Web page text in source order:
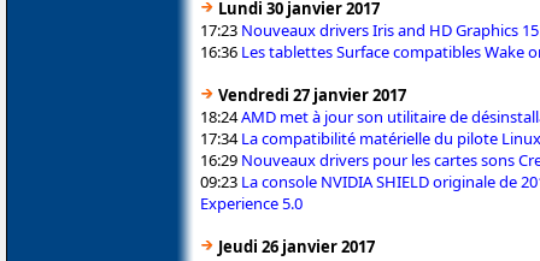
Lundi 30 janvier 2017
17:23 Nouveaux drivers Iris and HD Graphics
16:36 Les tablettes Surface compatibles Wake
Vendredi 27 janvier 2017
18:24AMD met à jour son utilitaire de
17:34La compatibilité matérielle du pilote
16:29 Nouveaux drivers pour les cartes sons
09:23 La console NVIDIA SHIELD originale de
Experience 5.0
Jeudi 26 janvier 2017